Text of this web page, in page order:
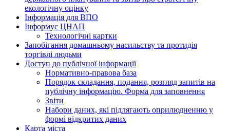
екологічну оцінку
Інформація для ВПО
Інформує ЦНАП
Технологічні картки
Запобігання домашньому насильству та протидія
торгівлі людьми
Доступ до публічної інформації
Нормативно-правова база
Порядок складання, подання, розгляд запитів на
публічну інформацію. Форма для заповнення
Звіти
Набори даних, які підлягають оприлюдненню у
формі відкритих даних
Карта міста